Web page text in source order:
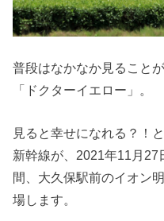
普段はなかなか見ること
「ドクターイエロー」。
見ると幸せになれる？！
新幹線が、2021年11月27
間、大久保駅前のイオン
場します。